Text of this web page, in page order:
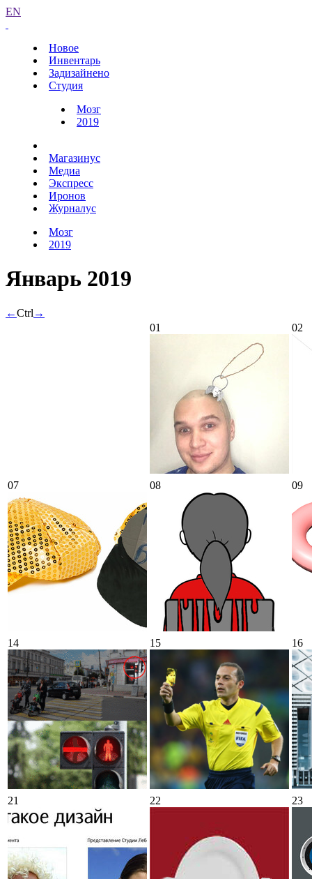
EN
Новое
Инвентарь
Задизайнено
Студия
Мозг
2019
Магазинус
Медиа
Экспресс
Иронов
Журналус
Мозг
2019
Январь 2019
←Ctrl →
01
02
07 08 09
14 15 16
21 22 23